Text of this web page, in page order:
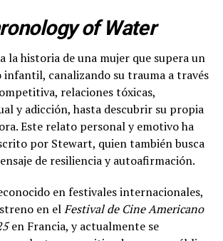
of Water
la historia de una mujer que supera un
infantil, canalizando su trauma a través
relaciones tóxicas,
y adicción, hasta descubrir su propia
Este relato personal y emotivo ha
por Stewart, quien también busca
de resiliencia y autoafirmación.
en festivales internacionales,
en elFestival de Cine Americano
en Francia, y actualmente se